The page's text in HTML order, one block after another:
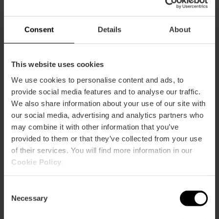
Consent Details About
This website uses cookies
We use cookies to personalise content and ads, to
provide social media features and to analyse our traffic.
We also share information about your use of our site with
our social media, advertising and analytics partners who
may combine it with other information that you’ve
provided to them or that they’ve collected from your use
of their services. You will find more information in our
Cookie Policy
Selection
Necessary
Da martedì a sabato dalle 13.30 alle 16.00 e dalle
20.30 alle 23.00. Domenica dalle 13:30 alle 16:00.
Come arrivare
Metro
L5,L6, L8
Bus
4,19, 30,92,95
Marina Real Juan Carlos I, Dársena Sur – Módulo F3
46024 València